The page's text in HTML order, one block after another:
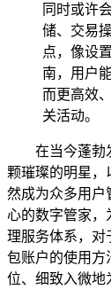
同时或许
储、交易
点，像设
南，用户
而更高效
关活动。
在当今蓬勃
颗璀璨的明星，
然成为众多用户
心的数字管家，
理服务体系，对
包账户的使用方
位、细致入微地